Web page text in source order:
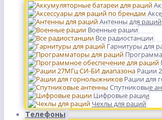
Антенны для раций
Военные рации
Все радиостанции
Гарнитуры для
Рации
Рации для
Спутниковые
Цифровые рации
Чехлы для раций
Телефоны